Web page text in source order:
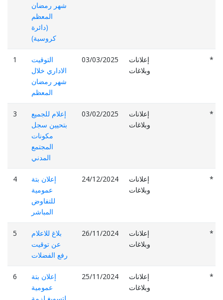
شهر رمضان
المعظم
(دائرة
كروسية)
1
التوقيت
الاداري خلال
شهر رمضان
المعظم
03/03/2025
إعلانات
وبلاغات
*
3
إعلام للجميع
بتحيين سجل
مكونات
المجتمع
المدني
03/02/2025
إعلانات
وبلاغات
*
4
إعلان بتة
عمومية
للتفاوض
المباشر
24/12/2024
إعلانات
وبلاغات
*
5
بلاغ للاعلام
عن توقيت
رفع الفضلات
26/11/2024
إعلانات
وبلاغات
*
6
إعلان بتة
عمومية
25/11/2024
إعلانات
وبلاغات
*